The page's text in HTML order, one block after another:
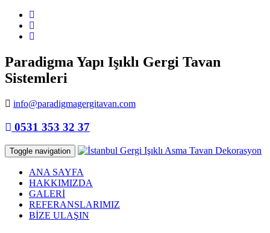
Paradigma Yapı Işıklı Gergi Tavan
Sistemleri
info@paradigmagergitavan.com
0531 353 32 37
Toggle navigation
ANA SAYFA
HAKKIMIZDA
GALERİ
REFERANSLARIMIZ
BİZE ULAŞIN